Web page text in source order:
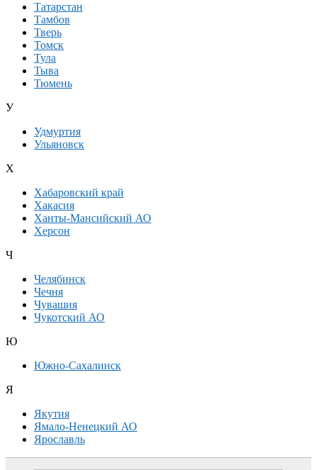
Татарстан
Тамбов
Тверь
Томск
Тула
Тыва
Тюмень
У
Удмуртия
Ульяновск
Х
Хабаровский край
Хакасия
Ханты-Мансийский АО
Херсон
Ч
Челябинск
Чечня
Чувашия
Чукотский АО
Ю
Южно-Сахалинск
Я
Якутия
Ямало-Ненецкий АО
Ярославль